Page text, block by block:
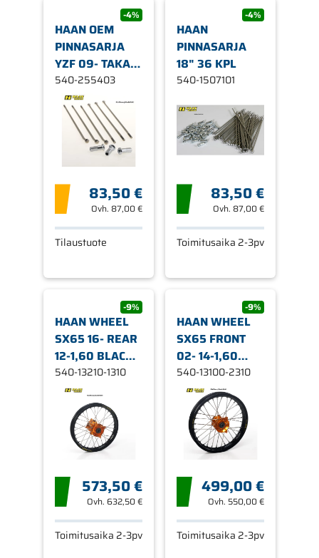
-4%
HAAN OEM
PINNASARJA
YZF 09- TAKA
19"
540-255403
83,50 €
Ovh. 87,00 €
Tilaustuote
-4%
HAAN
PINNASARJA
18" 36 KPL
540-1507101
83,50 €
Ovh. 87,00 €
Toimitusaika 2-3pv
-9%
HAAN WHEEL
SX65 16- REAR
12-1,60 BLACK
R
540-13210-1310
573,50 €
Ovh. 632,50 €
Toimitusaika 2-3pv
-9%
HAAN WHEEL
SX65 FRONT
02- 14-1,60
BLACK
540-13100-2310
499,00 €
Ovh. 550,00 €
Toimitusaika 2-3pv